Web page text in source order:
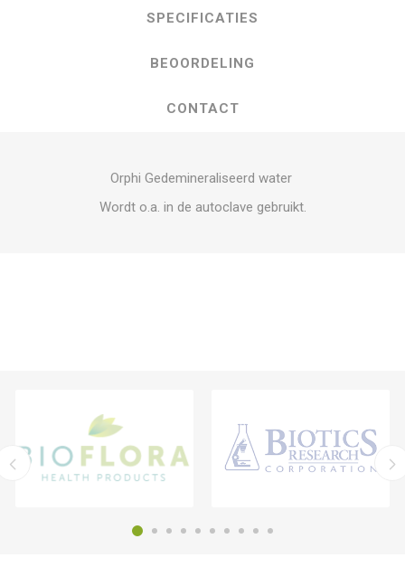
SPECIFICATIES
BEOORDELING
CONTACT
Orphi Gedemineraliseerd water
Wordt o.a. in de autoclave gebruikt.